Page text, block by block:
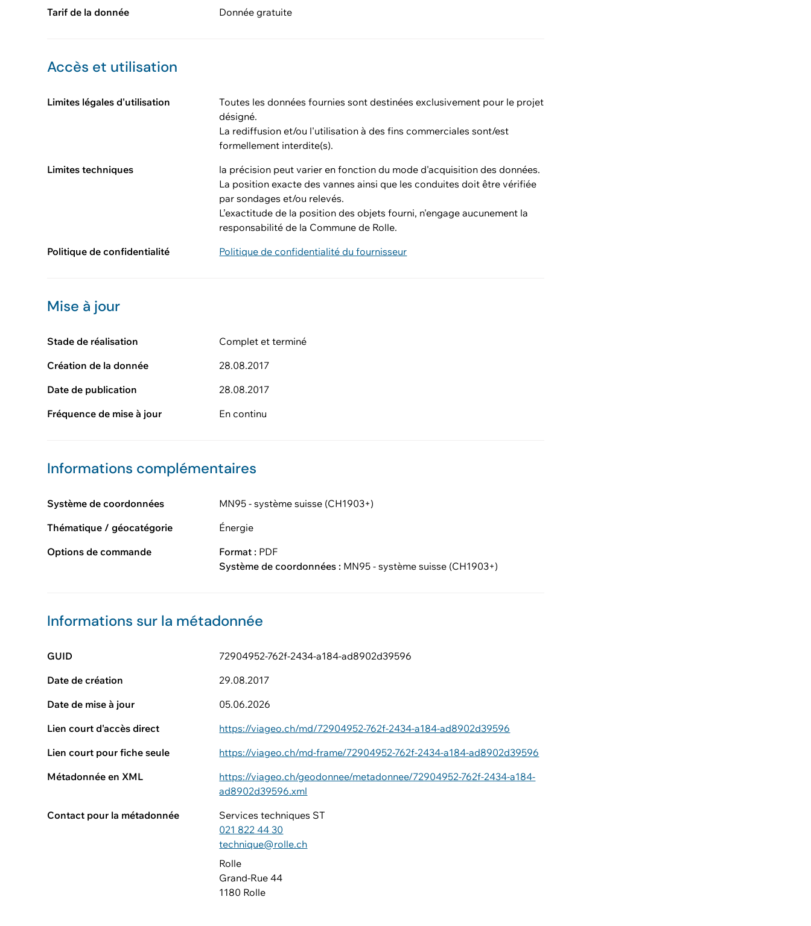
Tarif de la donnée Donnée gratuite
Accès et utilisation
Limites légales d'utilisation
Toutes les données fournies sont destinées exclusivement pour le projet
désigné.
La rediffusion et/ou l'utilisation à des fins commerciales sont/est
formellement interdite(s).
Limites techniques
la précision peut varier en fonction du mode d'acquisition des données.
La position exacte des vannes ainsi que les conduites doit être vérifiée
par sondages et/ou relevés.
L’exactitude de la position des objets fourni, n'engage aucunement la
responsabilité de la Commune de Rolle.
Politique de confidentialité
Politique de confidentialité du fournisseur
Mise à jour
Stade de réalisation
Complet et terminé
Création de la donnée
28.08.2017
Date de publication
28.08.2017
Fréquence de mise à jour
En continu
Informations complémentaires
Système de coordonnées
MN95 - système suisse (CH1903+)
Thématique / géocatégorie
Énergie
Options de commande
Format : PDF
Système de coordonnées : MN95 - système suisse (CH1903+)
Informations sur la métadonnée
GUID
72904952-762f-2434-a184-ad8902d39596
Date de création
29.08.2017
Date de mise à jour
05.06.2026
Lien court d'accès direct
https://viageo.ch/md/72904952-762f-2434-a184-ad8902d39596
Lien court pour fiche seule
https://viageo.ch/md-frame/72904952-762f-2434-a184-ad8902d39596
Métadonnée en XML
https://viageo.ch/geodonnee/metadonnee/72904952-762f-2434-a184-
ad8902d39596.xml
Contact pour la métadonnée
Services techniques ST
021 822 44 30
technique@rolle.ch
Rolle
Grand-Rue 44
1180 Rolle